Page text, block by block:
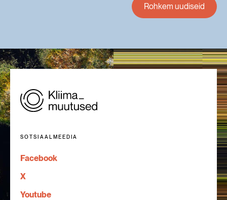
Rohkem uudiseid
SOTSIAALMEEDIA
Facebook
X
Youtube